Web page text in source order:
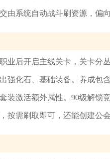
由系统自动战斗刷资源，偏
业后开启主线关卡，关卡分
强化石、基础装备。养成包
装激活额外属性。90级解锁
按需刷取即可，还能创建公